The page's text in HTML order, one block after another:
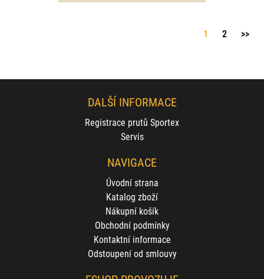
1 2 >>
DALŠÍ INFORMACE
Registrace prutů Sportex
Servis
NAVIGACE
Úvodní strana
Katalog zboží
Nákupní košík
Obchodní podmínky
Kontaktní informace
Odstoupení od smlouvy